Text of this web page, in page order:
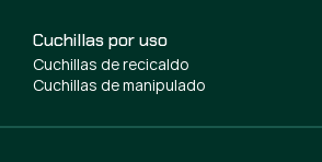
Cuchillas por uso
Cuchillas de recicaldo
Cuchillas de manipulado